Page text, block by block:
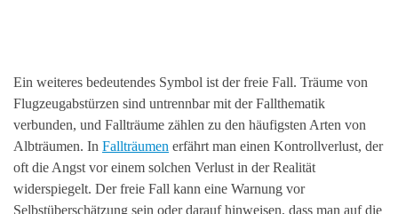
Ein weiteres bedeutendes Symbol ist der freie Fall. Träume von
Flugzeugabstürzen sind untrennbar mit der Fallthematik
verbunden, und Fallträume zählen zu den häufigsten Arten von
Albträumen. In Fallträumen erfährt man einen Kontrollverlust, der
oft die Angst vor einem solchen Verlust in der Realität
widerspiegelt. Der freie Fall kann eine Warnung vor
Selbstüberschätzung sein oder darauf hinweisen, dass man auf die